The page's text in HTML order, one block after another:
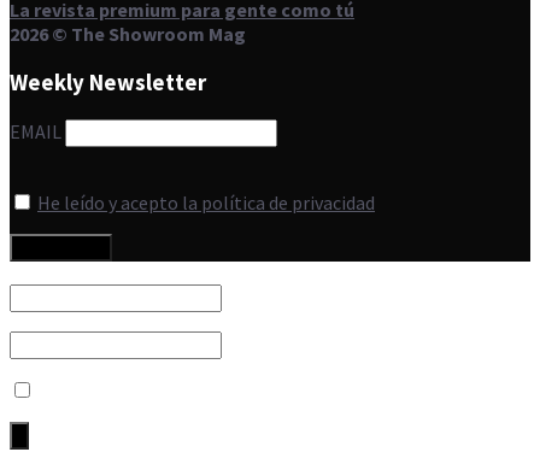
La revista premium para gente como tú
2026 © The Showroom Mag
Weekly Newsletter
EMAIL
He leído y acepto la política de privacidad